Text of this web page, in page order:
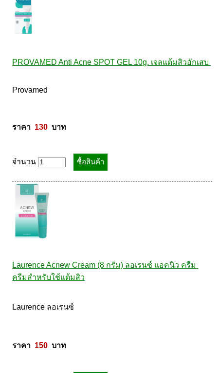
ข้อเสื่อม กระดูก
สมอง ความจำ น้ำมันปลา
Beta Glucan
กล้ามเนื้อ เพาะกาย
จุดซ่อนเร้นผู้หญิง
สินค้าเด็ก
สินค้าอื่นๆ
Nutri Master
Caltrate Calcium
HARRIS
Organic's Herbs
Laurance ลอเรนซ์
Amsel
Bode
LYNAE
Pharmahof
CeraVe
Eucerin ยูเซอรีน
PROVAMED Anti Acne SPOT GEL 10g. เจลแต้มสิวอักเสบ
Provamed
ราคา 130
  บาท
จำนวน
Laurence Acnew Cream (8 กรัม) ลอเรนซ์ แอคนิว ครีม
ครีมสำหรับใช้แต้มสิว
Laurence ลอเรนซ์
ราคา 150
  บาท